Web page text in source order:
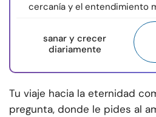
cercanía y el entendimiento
sanar y crecer
diariamente
Tu viaje hacia la eternidad
pregunta, donde le pides al